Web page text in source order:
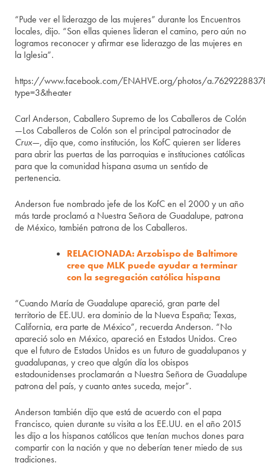
“Pude ver el liderazgo de las mujeres” durante los Encuentros
locales, dijo. “Son ellas quienes lideran el camino, pero aún no
logramos reconocer y afirmar ese liderazgo de las mujeres en
la Iglesia”.
https://www.facebook.com/ENAHVE.org/photos/
type=3&theater
Carl Anderson, Caballero Supremo de los Caballeros de Colón
—Los Caballeros de Colón son el principal patrocinador de
Crux—, dijo que, como institución, los KofC quieren ser líderes
para abrir las puertas de las parroquias e instituciones católicas
para que la comunidad hispana asuma un sentido de
pertenencia.
Anderson fue nombrado jefe de los KofC en el 2000 y un año
más tarde proclamó a Nuestra Señora de Guadalupe, patrona
de México, también patrona de los Caballeros.
RELACIONADA: Arzobispo de Baltimore
cree que MLK puede ayudar a terminar
con la segregación católica hispana
“Cuando María de Guadalupe apareció, gran parte del
territorio de EE.UU. era dominio de la Nueva España; Texas,
California, era parte de México”, recuerda Anderson. “No
apareció solo en México, apareció en Estados Unidos. Creo
que el futuro de Estados Unidos es un futuro de guadalupanos y
guadalupanas, y creo que algún día los obispos
estadounidenses proclamarán a Nuestra Señora de Guadalupe
patrona del país, y cuanto antes suceda, mejor”.
Anderson también dijo que está de acuerdo con el papa
Francisco, quien durante su visita a los EE.UU. en el año 2015
les dijo a los hispanos católicos que tenían muchos dones para
compartir con la nación y que no deberían tener miedo de sus
tradiciones.